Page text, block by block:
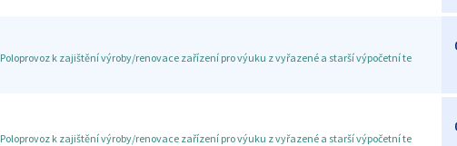
Poloprovoz k zajištění výroby/renovace zařízení pro výuku z vyřazené a starší výpočetní te
Poloprovoz k zajištění výroby/renovace zařízení pro výuku z vyřazené a starší výpočetní te